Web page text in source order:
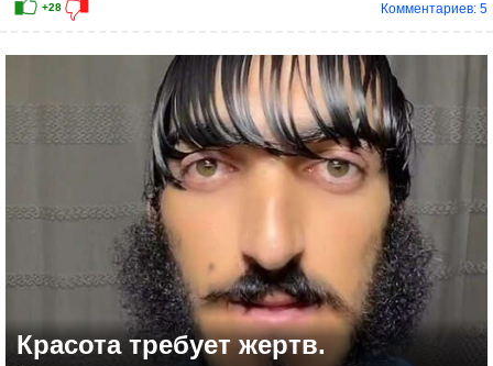
+45
Комментариев: 5
Красота требует жертв.